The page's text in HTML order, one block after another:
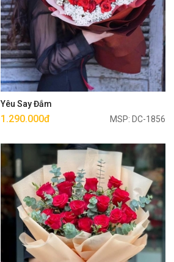
Yêu Say Đắm
1.290.000đ MSP: DC-1856
Mua ngay